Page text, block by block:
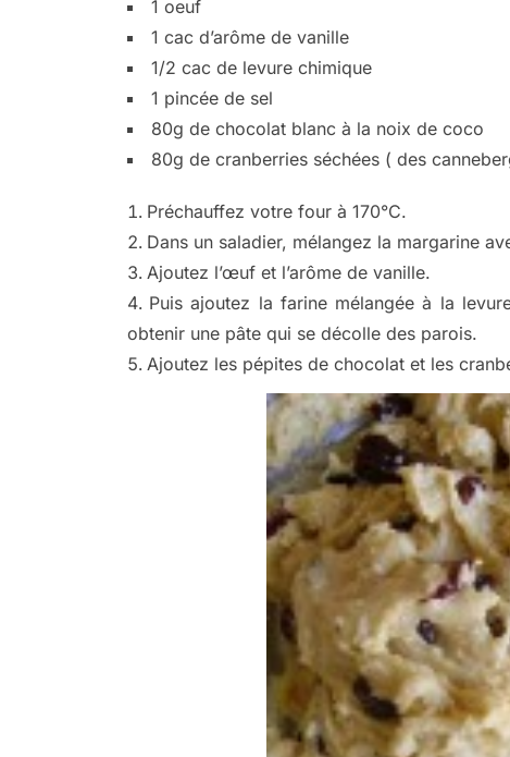
1 oeuf
1 cac d’arôme de vanille
1/2 cac de levure chimique
1 pincée de sel
80g de chocolat blanc à la noix de coco
80g de cranberries séchées ( des
Préchauffez votre four à 170°C.
Dans un saladier, mélangez la margarine
Ajoutez l’œuf et l’arôme de vanille.
Puis ajoutez la farine mélangée à la
obtenir une pâte qui se décolle des parois.
Ajoutez les pépites de chocolat et les